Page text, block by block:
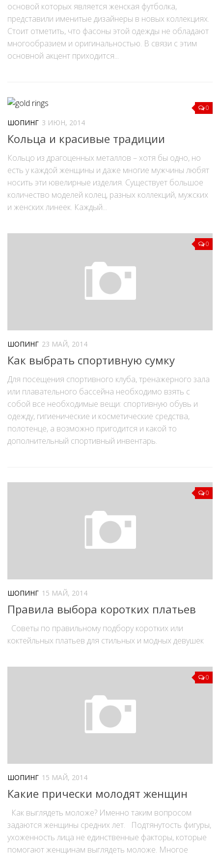
основой которых является женская футболка,
представили именитые дизайнеры в новых коллекциях.
Стоит отметить, что фасоны этой одежды не обладают
многообразием и оригинальностью. В связи с этим
основной акцент приходится...
0
ШОПИНГ 3 ИЮН, 2014
Кольца и красивые традиции
Кольцо из драгоценных металлов – хотя бы одно, но
есть у каждой женщины и даже многие мужчины любят
носить эти ювелирные изделия. Существует большое
количество моделей колец, разных коллекций, мужских
и женских линеек. Каждый...
0
ШОПИНГ 23 МАЙ, 2014
Как выбрать спортивную сумку
Для посещения спортивного клуба, тренажерного зала
или плавательного бассейна необходимо взять с
собой все необходимые вещи: спортивную обувь и
одежду, гигиенические и косметические средства,
полотенце, а возможно пригодится и какой то
дополнительный спортивный инвентарь.
0
ШОПИНГ 15 МАЙ, 2014
Правила выбора коротких платьев
Советы по правильному подбору коротких или
коктейльных платьев для стильных и модных девушек
0
ШОПИНГ 15 МАЙ, 2014
Какие прически молодят женщин
Как выглядеть моложе? Именно таким вопросом
задаются женщины средних лет. Подтянутость фигуры,
ухоженность лица не единственные факторы, которые
помогают женщинам выглядеть моложе. Многое